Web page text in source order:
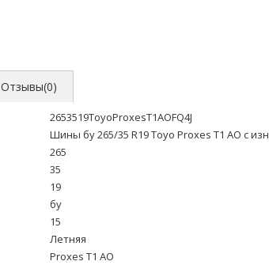
Отзывы(0)
2653519ToyoProxesT1AOFQ4J
Шины бу 265/35 R19 Toyo Proxes T1 AO с
265
35
19
бу
15
Летняя
Proxes T1 AO